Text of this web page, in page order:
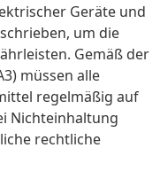
Geräte und
um die
Gemäß der
müssen alle
regelmäßig auf
Nichteinhaltung
rechtliche